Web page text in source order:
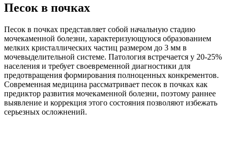
Песок в почках
Песок в почках представляет собой начальную стадию
мочекаменной болезни, характеризующуюся образованием
мелких кристаллических частиц размером до 3 мм в
мочевыделительной системе. Патология встречается у 20-25%
населения и требует своевременной диагностики для
предотвращения формирования полноценных конкрементов.
Современная медицина рассматривает песок в почках как
предиктор развития мочекаменной болезни, поэтому раннее
выявление и коррекция этого состояния позволяют избежать
серьезных осложнений.